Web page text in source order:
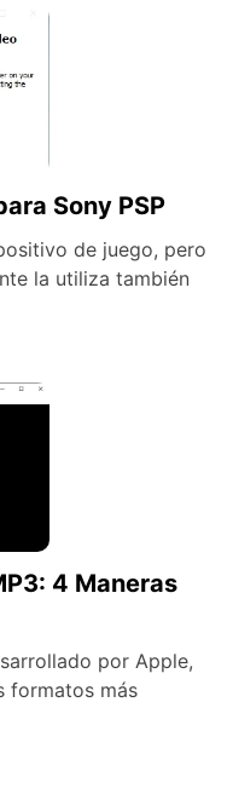
Sony PSP
de juego, pero
la utiliza también
...
4 Maneras
por Apple,
formatos más
...